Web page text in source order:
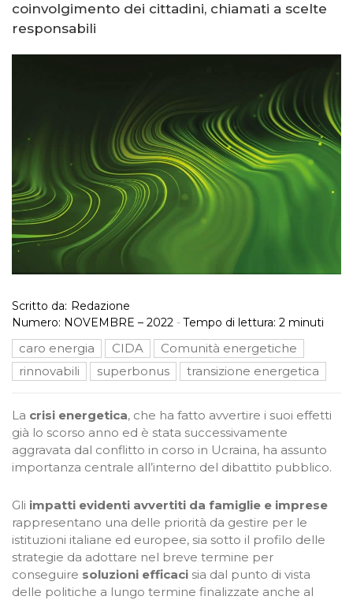
coinvolgimento dei cittadini, chiamati a scelte
responsabili
Scritto da: Redazione
Numero: NOVEMBRE – 2022 -Tempo di lettura: 2 minuti
caro energia CIDA
Comunità energetiche
rinnovabili
superbonus transizione energetica
La crisi energetica, che ha fatto avvertire i suoi effetti
già lo scorso anno ed è stata successivamente
aggravata dal conflitto in corso in Ucraina, ha assunto
importanza centrale all’interno del dibattito pubblico.
Gli impatti evidenti avvertiti da famiglie e imprese
rappresentano una delle priorità da gestire per le
istituzioni italiane ed europee, sia sotto il profilo delle
strategie da adottare nel breve termine per
conseguire soluzioni efficaci sia dal punto di vista
delle politiche a lungo termine finalizzate anche al